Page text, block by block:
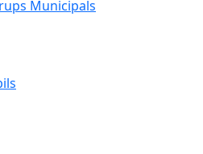
Municipals